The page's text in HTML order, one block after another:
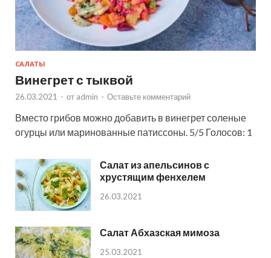
САЛАТЫ
Винегрет с тыквой
26.03.2021 - от admin - Оставьте комментарий
Вместо грибов можно добавить в винегрет соленые
огурцы или маринованные патиссоны. 5/5 Голосов: 1
Салат из апельсинов с
хрустящим фенхелем
26.03.2021
Салат Абхазская мимоза
25.03.2021